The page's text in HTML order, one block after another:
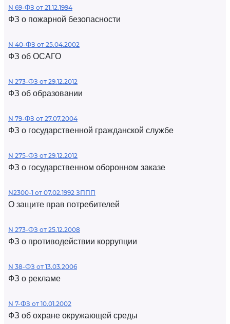
N 69-ФЗ от 21.12.1994
ФЗ о пожарной безопасности
N 40-ФЗ от 25.04.2002
ФЗ об ОСАГО
N 273-ФЗ от 29.12.2012
ФЗ об образовании
N 79-ФЗ от 27.07.2004
ФЗ о государственной гражданской службе
N 275-ФЗ от 29.12.2012
ФЗ о государственном оборонном заказе
N2300-1 от 07.02.1992 ЗППП
О защите прав потребителей
N 273-ФЗ от 25.12.2008
ФЗ о противодействии коррупции
N 38-ФЗ от 13.03.2006
ФЗ о рекламе
N 7-ФЗ от 10.01.2002
ФЗ об охране окружающей среды